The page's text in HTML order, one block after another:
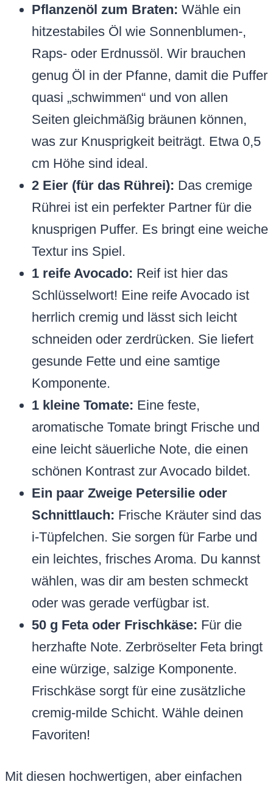
Pflanzenöl zum Braten: Wähle ein
hitzestabiles Öl wie Sonnenblumen-,
Raps- oder Erdnussöl. Wir brauchen
genug Öl in der Pfanne, damit die Puffer
quasi „schwimmen“ und von allen
Seiten gleichmäßig bräunen können,
was zur Knusprigkeit beiträgt. Etwa 0,5
cm Höhe sind ideal.
2 Eier (für das Rührei): Das cremige
Rührei ist ein perfekter Partner für die
knusprigen Puffer. Es bringt eine weiche
Textur ins Spiel.
1 reife Avocado: Reif ist hier das
Schlüsselwort! Eine reife Avocado ist
herrlich cremig und lässt sich leicht
schneiden oder zerdrücken. Sie liefert
gesunde Fette und eine samtige
Komponente.
1 kleine Tomate: Eine feste,
aromatische Tomate bringt Frische und
eine leicht säuerliche Note, die einen
schönen Kontrast zur Avocado bildet.
Ein paar Zweige Petersilie oder
Schnittlauch: Frische Kräuter sind das
i-Tüpfelchen. Sie sorgen für Farbe und
ein leichtes, frisches Aroma. Du kannst
wählen, was dir am besten schmeckt
oder was gerade verfügbar ist.
50 g Feta oder Frischkäse: Für die
herzhafte Note. Zerbröselter Feta bringt
eine würzige, salzige Komponente.
Frischkäse sorgt für eine zusätzliche
cremig-milde Schicht. Wähle deinen
Favoriten!
Mit diesen hochwertigen, aber einfachen